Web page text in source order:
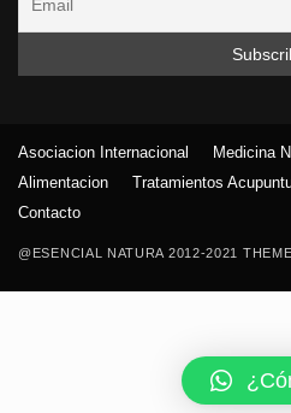
@ESENCIAL NATURA 2012-2021
Asociacion Internacional Medicina
Alimentacion
Tratamientos
Contacto